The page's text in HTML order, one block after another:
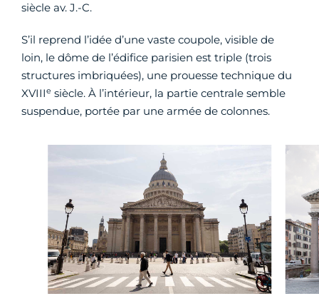
siècle av. J.-C.
S’il reprend l’idée d’une vaste coupole, visible de
loin, le dôme de l’édifice parisien est triple (trois
structures imbriquées), une prouesse technique du
XVIIIe siècle. À l’intérieur, la partie centrale semble
suspendue, portée par une armée de colonnes.